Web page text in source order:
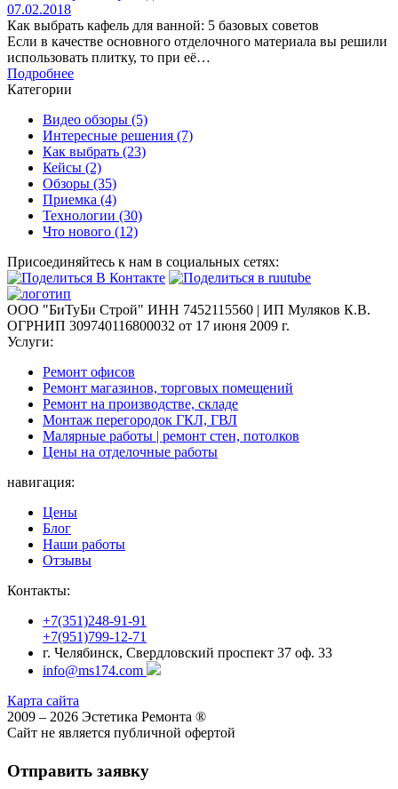
07.02.2018
Как выбрать кафель для ванной: 5 базовых советов
Если в качестве основного отделочного материала вы решили
использовать плитку, то при её…
Подробнее
Категории
Видео обзоры (5)
Интересные решения (7)
Как выбрать (23)
Кейсы (2)
Обзоры (35)
Приемка (4)
Технологии (30)
Что нового (12)
Присоединяйтесь к нам в социальных сетях:
ООО "БиТуБи Строй" ИНН 7452115560 | ИП Муляков К.В.
ОГРНИП 309740116800032 от 17 июня 2009 г.
Услуги:
Ремонт офисов
Ремонт магазинов, торговых помещений
Ремонт на производстве, складе
Монтаж перегородок ГКЛ, ГВЛ
Малярные работы | ремонт стен, потолков
Цены на отделочные работы
навигация:
Цены
Блог
Наши работы
Отзывы
Контакты:
+7(351)248-91-91
+7(951)799-12-71
г. Челябинск, Свердловский проспект 37 оф. 33
info@ms174.com
Карта сайта
2009 – 2026 Эстетика Ремонта ®
Сайт не является публичной офертой
Отправить заявку